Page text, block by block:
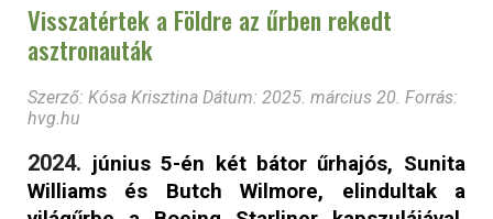
Visszatértek a Földre az űrben rekedt
asztronauták
Szerző: Kósa Krisztina Dátum: 2025. március20. Forrás:
hvg.hu
2024. június 5-én két bátor űrhajós, Sunita
Williams és Butch Wilmore, elindultak a